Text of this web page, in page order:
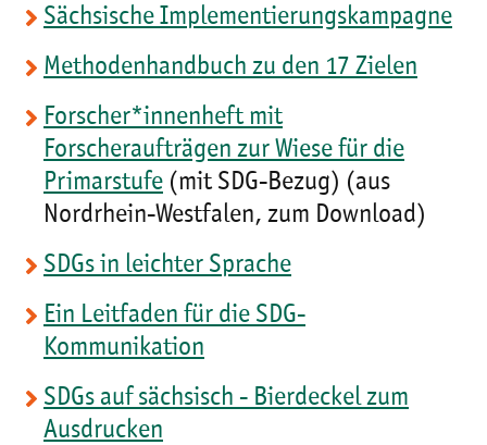
Sächsische Implementierungskampagne
Methodenhandbuch zu den 17 Zielen
Forscher*innenheft mit
Forscheraufträgen zur Wiese für die
Primarstufe (mit SDG-Bezug) (aus
Nordrhein-Westfalen, zum Download)
SDGs in leichter Sprache
Ein Leitfaden für die SDG-
Kommunikation
SDGs auf sächsisch - Bierdeckel zum
Ausdrucken